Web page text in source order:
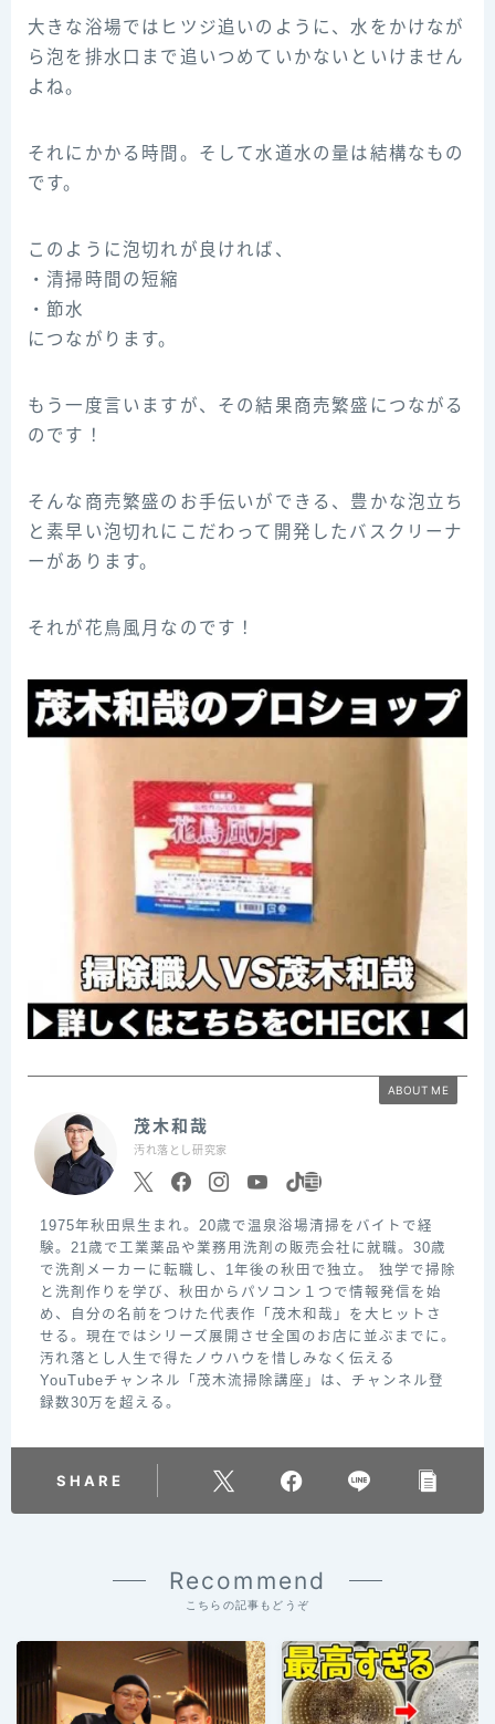
大きな浴場ではヒツジ追いのように、水をかけなが
ら泡を排水口まで追いつめていかないといけません
よね。
それにかかる時間。そして水道水の量は結構なもの
です。
このように泡切れが良ければ、
・清掃時間の短縮
・節水
につながります。
もう一度言いますが、その結果商売繁盛につながる
のです！
そんな商売繁盛のお手伝いができる、豊かな泡立ち
と素早い泡切れにこだわって開発したバスクリーナ
ーがあります。
それが花鳥風月なのです！
ABOUT ME
茂木和哉
汚れ落とし研究家
1975年秋田県生まれ。20歳で温泉浴場清掃をバイトで経
験。21歳で工業薬品や業務用洗剤の販売会社に就職。30歳
で洗剤メーカーに転職し、1年後の秋田で独立。 独学で掃除
と洗剤作りを学び、秋田からパソコン１つで情報発信を始
め、自分の名前をつけた代表作「茂木和哉」を大ヒットさ
せる。現在ではシリーズ展開させ全国のお店に並ぶまでに。
汚れ落とし人生で得たノウハウを惜しみなく伝える
YouTubeチャンネル「茂木流掃除講座」は、チャンネル登
録数30万を超える。
SHARE
Recommend
こちらの記事もどうぞ